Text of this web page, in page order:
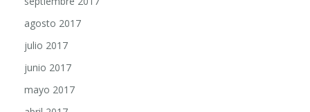
agosto 2017
julio 2017
junio 2017
mayo 2017
abril 2017